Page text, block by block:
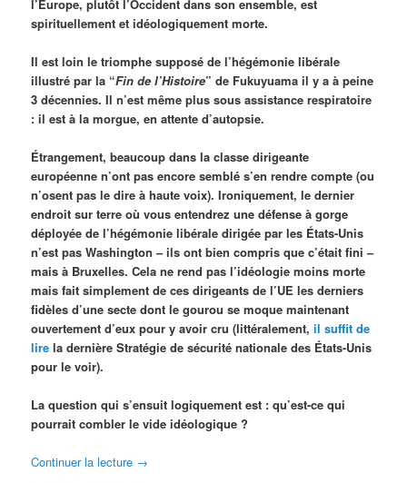
l’Europe, plutôt l’Occident dans son ensemble, est
spirituellement et idéologiquement morte.
Il est loin le triomphe supposé de l’hégémonie libérale
illustré par la “Fin de l’Histoire” de Fukuyuama il y a à peine
3 décennies. Il n’est même plus sous assistance respiratoire
: il est à la morgue, en attente d’autopsie.
Étrangement, beaucoup dans la classe dirigeante
européenne n’ont pas encore semblé s’en rendre compte (ou
n’osent pas le dire à haute voix). Ironiquement, le dernier
endroit sur terre où vous entendrez une défense à gorge
déployée de l’hégémonie libérale dirigée par les États-Unis
n’est pas Washington – ils ont bien compris que c’était fini –
mais à Bruxelles. Cela ne rend pas l’idéologie moins morte
mais fait simplement de ces dirigeants de l’UE les derniers
fidèles d’une secte dont le gourou se moque maintenant
ouvertement d’eux pour y avoir cru (littéralement,il suffit de
lire la dernière Stratégie de sécurité nationale des États-Unis
pour le voir).
La question qui s’ensuit logiquement est : qu’est-ce qui
pourrait combler le vide idéologique ?
Continuer la lecture →